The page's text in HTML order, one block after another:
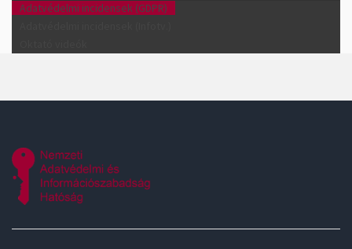
Adatvédelmi incidensek (GDPR)